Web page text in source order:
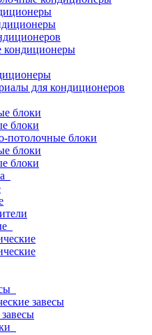
кондиционеры
для кондиционеров
блоки
блоки
потолочные блоки
блоки
блоки
завесы